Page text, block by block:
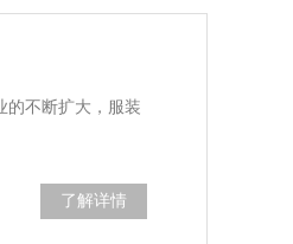
的不断扩大，服装
了解详情